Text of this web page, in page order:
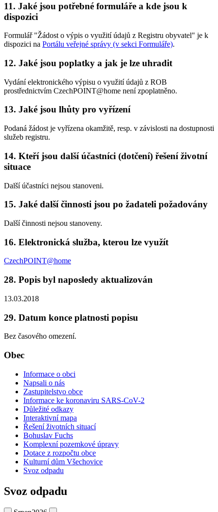
11. Jaké jsou potřebné formuláře a kde jsou k
dispozici
Formulář "Žádost o výpis o využití údajů z Registru obyvatel" je k
dispozici na Portálu veřejné správy (v sekci Formuláře).
12. Jaké jsou poplatky a jak je lze uhradit
Vydání elektronického výpisu o využití údajů z ROB
prostřednictvím CzechPOINT@home není zpoplatněno.
13. Jaké jsou lhůty pro vyřízení
Podaná žádost je vyřízena okamžitě, resp. v závislosti na dostupnosti
služeb registru.
14. Kteří jsou další účastníci (dotčení) řešení životní
situace
Další účastníci nejsou stanoveni.
15. Jaké další činnosti jsou po žadateli požadovány
Další činnosti nejsou stanoveny.
16. Elektronická služba, kterou lze využít
CzechPOINT@home
28. Popis byl naposledy aktualizován
13.03.2018
29. Datum konce platnosti popisu
Bez časového omezení.
Obec
Informace o obci
Napsali o nás
Zastupitelstvo obce
Informace ke koronaviru SARS-CoV-2
Důležité odkazy
Interaktivní mapa
Řešení životních situací
Bohuslav Fuchs
Komplexní pozemkové úpravy
Dotace z rozpočtu obce
Kulturní dům Všechovice
Svoz odpadu
Svoz odpadu